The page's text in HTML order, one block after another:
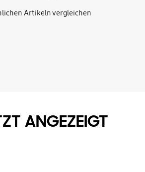
Artikeln vergleichen
ANGEZEIGT